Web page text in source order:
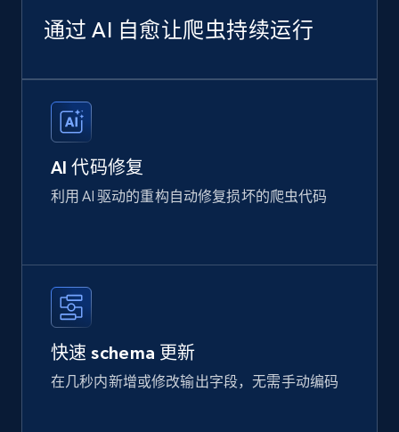
通过 AI 自愈让爬虫持续运行
AI 代码修复
利用 AI 驱动的重构自动修复损坏的爬虫代码
快速 schema 更新
在几秒内新增或修改输出字段，无需手动编码